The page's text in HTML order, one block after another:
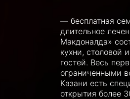
— бесплатная
длительное
Макдоналда»
кухни, столовой
гостей. Весь
ограниченными
Казани есть
открытия более